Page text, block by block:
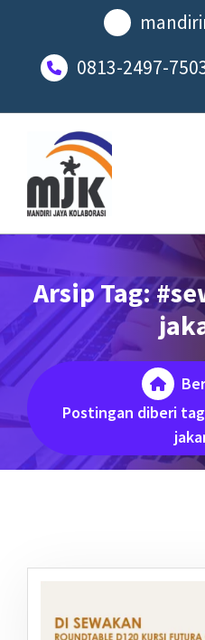
0813-2497-
Arsip Tag:
Postingan diberi